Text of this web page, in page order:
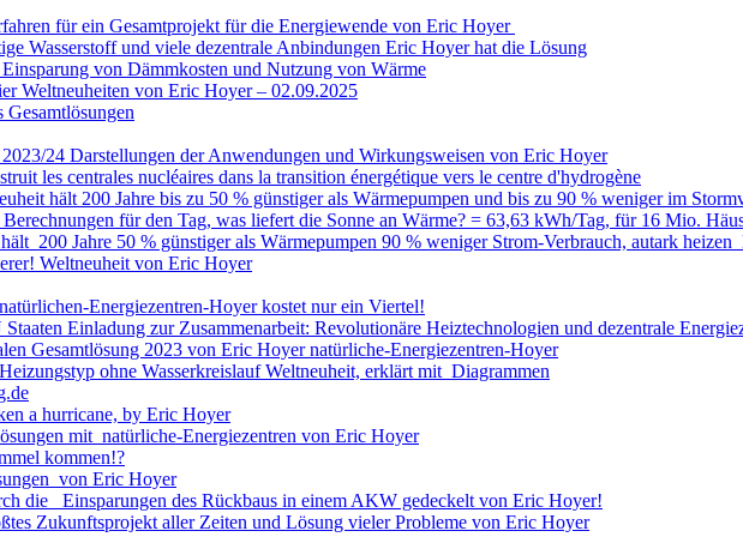
für ein Gesamtprojekt für die Energiewende von Eric Hoyer
Wasserstoff und viele dezentrale Anbindungen Eric Hoyer hat die Lösung
von Dämmkosten und Nutzung von Wärme
Weltneuheiten von Eric Hoyer – 02.09.2025
24 Darstellungen der Anwendungen und Wirkungsweisen von Eric Hoyer
les centrales nucléaires dans la transition énergétique vers le centre d'hydrogène
hält 200 Jahre bis zu 50 % günstiger als Wärmepumpen und bis zu 90 % weniger im
für den Tag, was liefert die Sonne an Wärme? = 63,63 kWh/Tag, für 16 Mio.
200 Jahre 50 % günstiger als Wärmepumpen 90 % weniger Strom-Verbrauch, autark
Weltneuheit von Eric Hoyer
Energiezentren-Hoyer kostet nur ein Viertel!
Einladung zur Zusammenarbeit: Revolutionäre Heiztechnologien und dezentrale
Gesamtlösung 2023 von Eric Hoyer natürliche-Energiezentren-Hoyer
ohne Wasserkreislauf Weltneuheit, erklärt mit Diagrammen
a hurricane, by Eric Hoyer
mit natürliche-Energiezentren von Eric Hoyer
kommen!?
von Eric Hoyer
die Einsparungen des Rückbaus in einem AKW gedeckelt von Eric Hoyer!
Zukunftsprojekt aller Zeiten und Lösung vieler Probleme von Eric Hoyer